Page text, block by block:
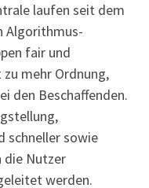
laufen seit dem
Algorithmus-
fair und
mehr Ordnung,
den Beschaffenden.
schneller sowie
die Nutzer
werden.